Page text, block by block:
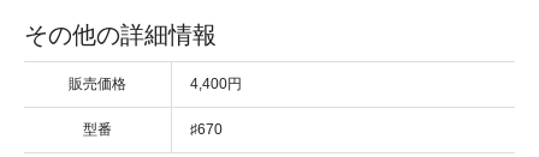
その他の詳細情報
販売価格 4,400円
型番 ♯670